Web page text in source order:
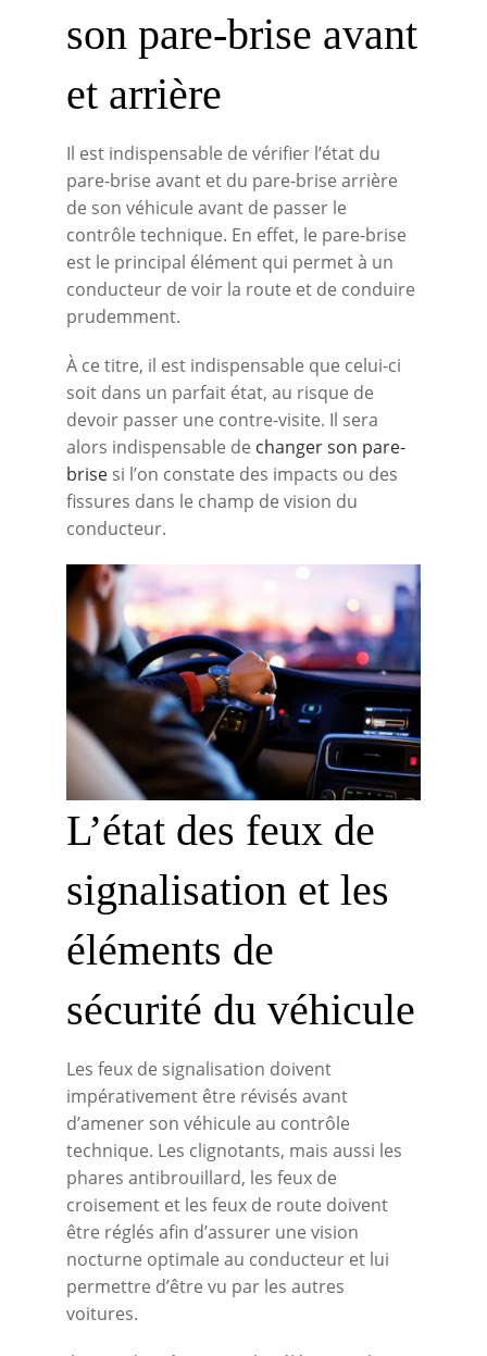
son pare-brise avant
et arrière
Il est indispensable de vérifier l’état du
pare-brise avant et du pare-brise arrière
de son véhicule avant de passer le
contrôle technique. En effet, le pare-brise
est le principal élément qui permet à un
conducteur de voir la route et de conduire
prudemment.
À ce titre, il est indispensable que celui-ci
soit dans un parfait état, au risque de
devoir passer une contre-visite. Il sera
alors indispensable de changer son pare-
brise si l’on constate des impacts ou des
fissures dans le champ de vision du
conducteur.
L’état des feux de
signalisation et les
éléments de
sécurité du véhicule
Les feux de signalisation doivent
impérativement être révisés avant
d’amener son véhicule au contrôle
technique. Les clignotants, mais aussi les
phares antibrouillard, les feux de
croisement et les feux de route doivent
être réglés afin d’assurer une vision
nocturne optimale au conducteur et lui
permettre d’être vu par les autres
voitures.